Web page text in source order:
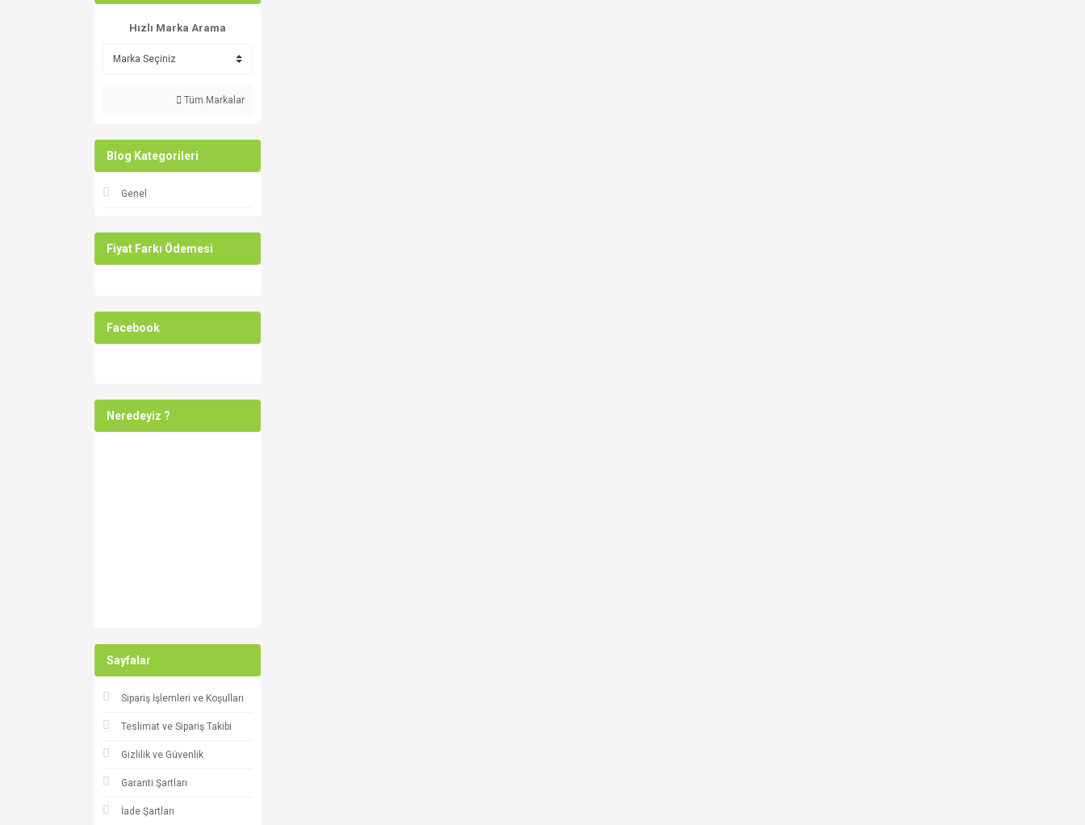
Hızlı Marka Arama
Tüm Markalar
Blog Kategorileri
Genel
Fiyat Farkı Ödemesi
Facebook
Neredeyiz ?
Sayfalar
Sipariş İşlemleri ve Koşulları
Teslimat ve Sipariş Takibi
Gizlilik ve Güvenlik
Garanti Şartları
İade Şartları